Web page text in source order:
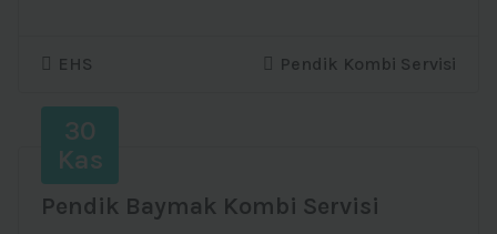
EHS Pendik Kombi Servisi
30
Kas
Pendik Baymak Kombi Servisi